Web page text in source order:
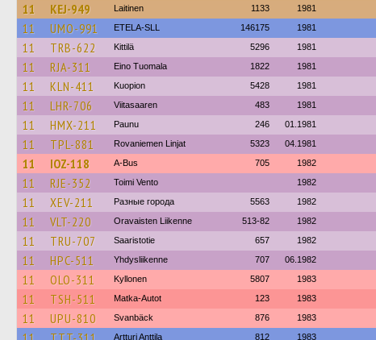
11 KEJ-949 Laitinen 1133 1981
11 UMO-991 ETELA-SLL 146175 1981
11 TRB-622 Kittilä 5296 1981
11 RJA-311 Eino Tuomala 1822 1981
11 KLN-411 Kuopion 5428 1981
11 LHR-706 Viitasaaren 483 1981
11 HMX-211 Paunu 246 01.1981
11 TPL-881 Rovaniemen Linjat 5323 04.1981
11 IOZ-118 A-Bus 705 1982
11 RJE-352 Toimi Vento 1982
11 XEV-211 Разные города 5563 1982
11 VLT-220 Oravaisten Liikenne 513-82 1982
11 TRU-707 Saaristotie 657 1982
11 HPC-511 Yhdysliikenne 707 06.1982
11 OLO-311 Kyllonen 5807 1983
11 TSH-511 Matka-Autot 123 1983
11 UPU-810 Svanbäck 876 1983
Artturi Anttila 812 1983